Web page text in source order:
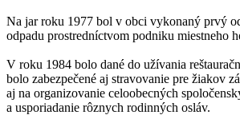
Na jar roku 1977 bol v obci vykonaný prvý
odpadu prostredníctvom podniku miestneho
V roku 1984 bolo dané do užívania
bolo zabezpečené aj stravovanie pre žiakov
aj na organizovanie celoobecných
a usporiadanie rôznych rodinných osláv.